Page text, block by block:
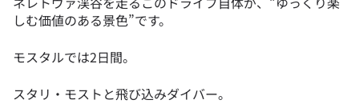
しむ価値のある景色”です。
モスタルでは2日間。
スタリ・モストと飛び込みダイバー。